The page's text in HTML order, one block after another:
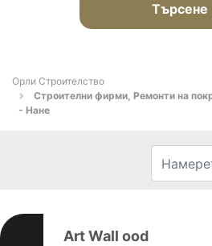
Търсене
Орли Строителство
Строителни фирми, Ремонти на
- Нане
Art Wall ood